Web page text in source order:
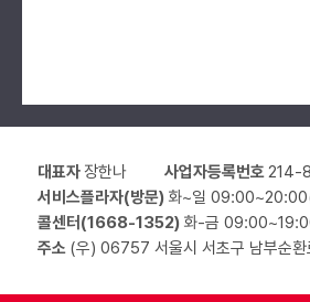
대표자장한나 사업자등록번호214-
서비스플라자(방문) 화~일
콜센터(1668-1352) 화-금
주소 (우) 06757 서울시 서초구 남부순